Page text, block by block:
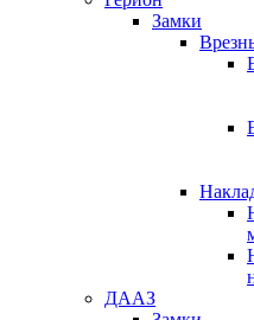
Замки
ДААЗ